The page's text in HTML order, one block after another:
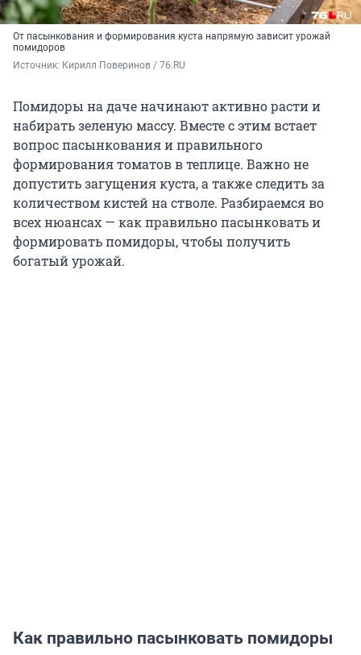
От пасынкования и формирования куста напрямую зависит урожай
помидоров
Источник: Кирилл Поверинов / 76.RU
Помидоры на даче начинают активно расти и
набирать зеленую массу. Вместе с этим встает
вопрос пасынкования и правильного
формирования томатов в теплице. Важно не
допустить загущения куста, а также следить за
количеством кистей на стволе. Разбираемся во
всех нюансах — как правильно пасынковать и
формировать помидоры, чтобы получить
богатый урожай.
Как правильно пасынковать помидоры